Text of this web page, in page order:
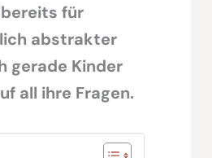
für
abstrakter
gerade Kinder
all ihre Fragen.